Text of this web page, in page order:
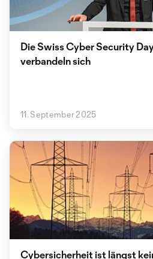
Die Swiss Cyber Security
verbandeln sich
11. September 2025
Cybersicherheit ist längst